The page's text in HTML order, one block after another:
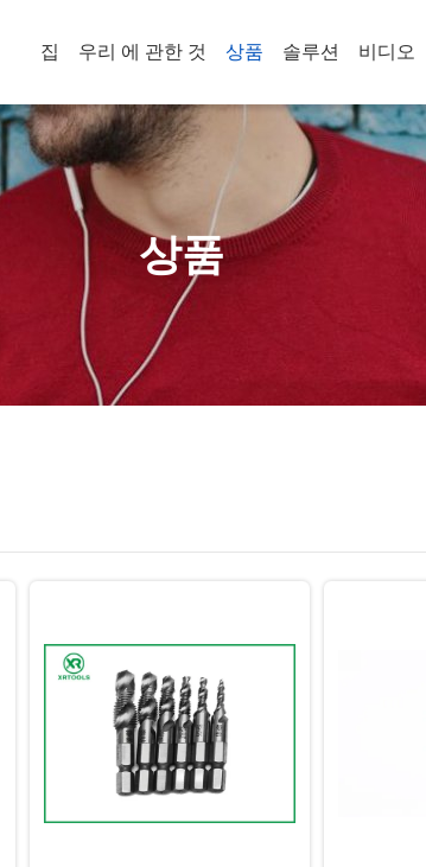
집 우리 에 관한 것 상품 솔루션 비디오
상품